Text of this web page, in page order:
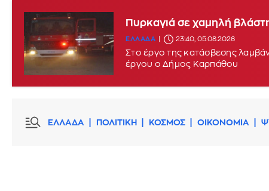
Πυρκαγιά σε χαμηλή
ΕΛΛΑΔΑ 23:40, 05.08.2026
Στο έργο της κατάσβεσης
έργου ο Δήμος Καρπάθου
ΕΛΛΑΔΑ ΠΟΛΙΤΙΚΗ ΚΟΣΜΟΣ ΟΙΚΟΝΟΜΙΑ